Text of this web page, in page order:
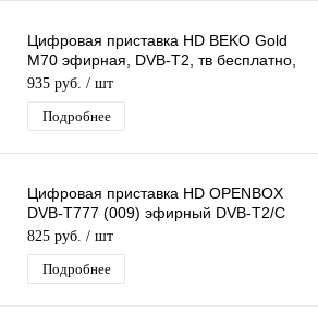
Цифровая приставка HD BEKO Gold
M70 эфирная, DVB-T2, тв бесплатно,
тюнер, ресивер, приемник
935 руб. / шт
Подробнее
Цифровая приставка HD OPENBOX
DVB-T777 (009) эфирный DVB-T2/C
ресивер бесплатное тв тюнер
медиаплеер
825 руб. / шт
Подробнее